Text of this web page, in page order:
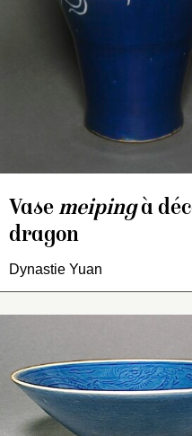
Vase meipingà
dragon
Dynastie Yuan